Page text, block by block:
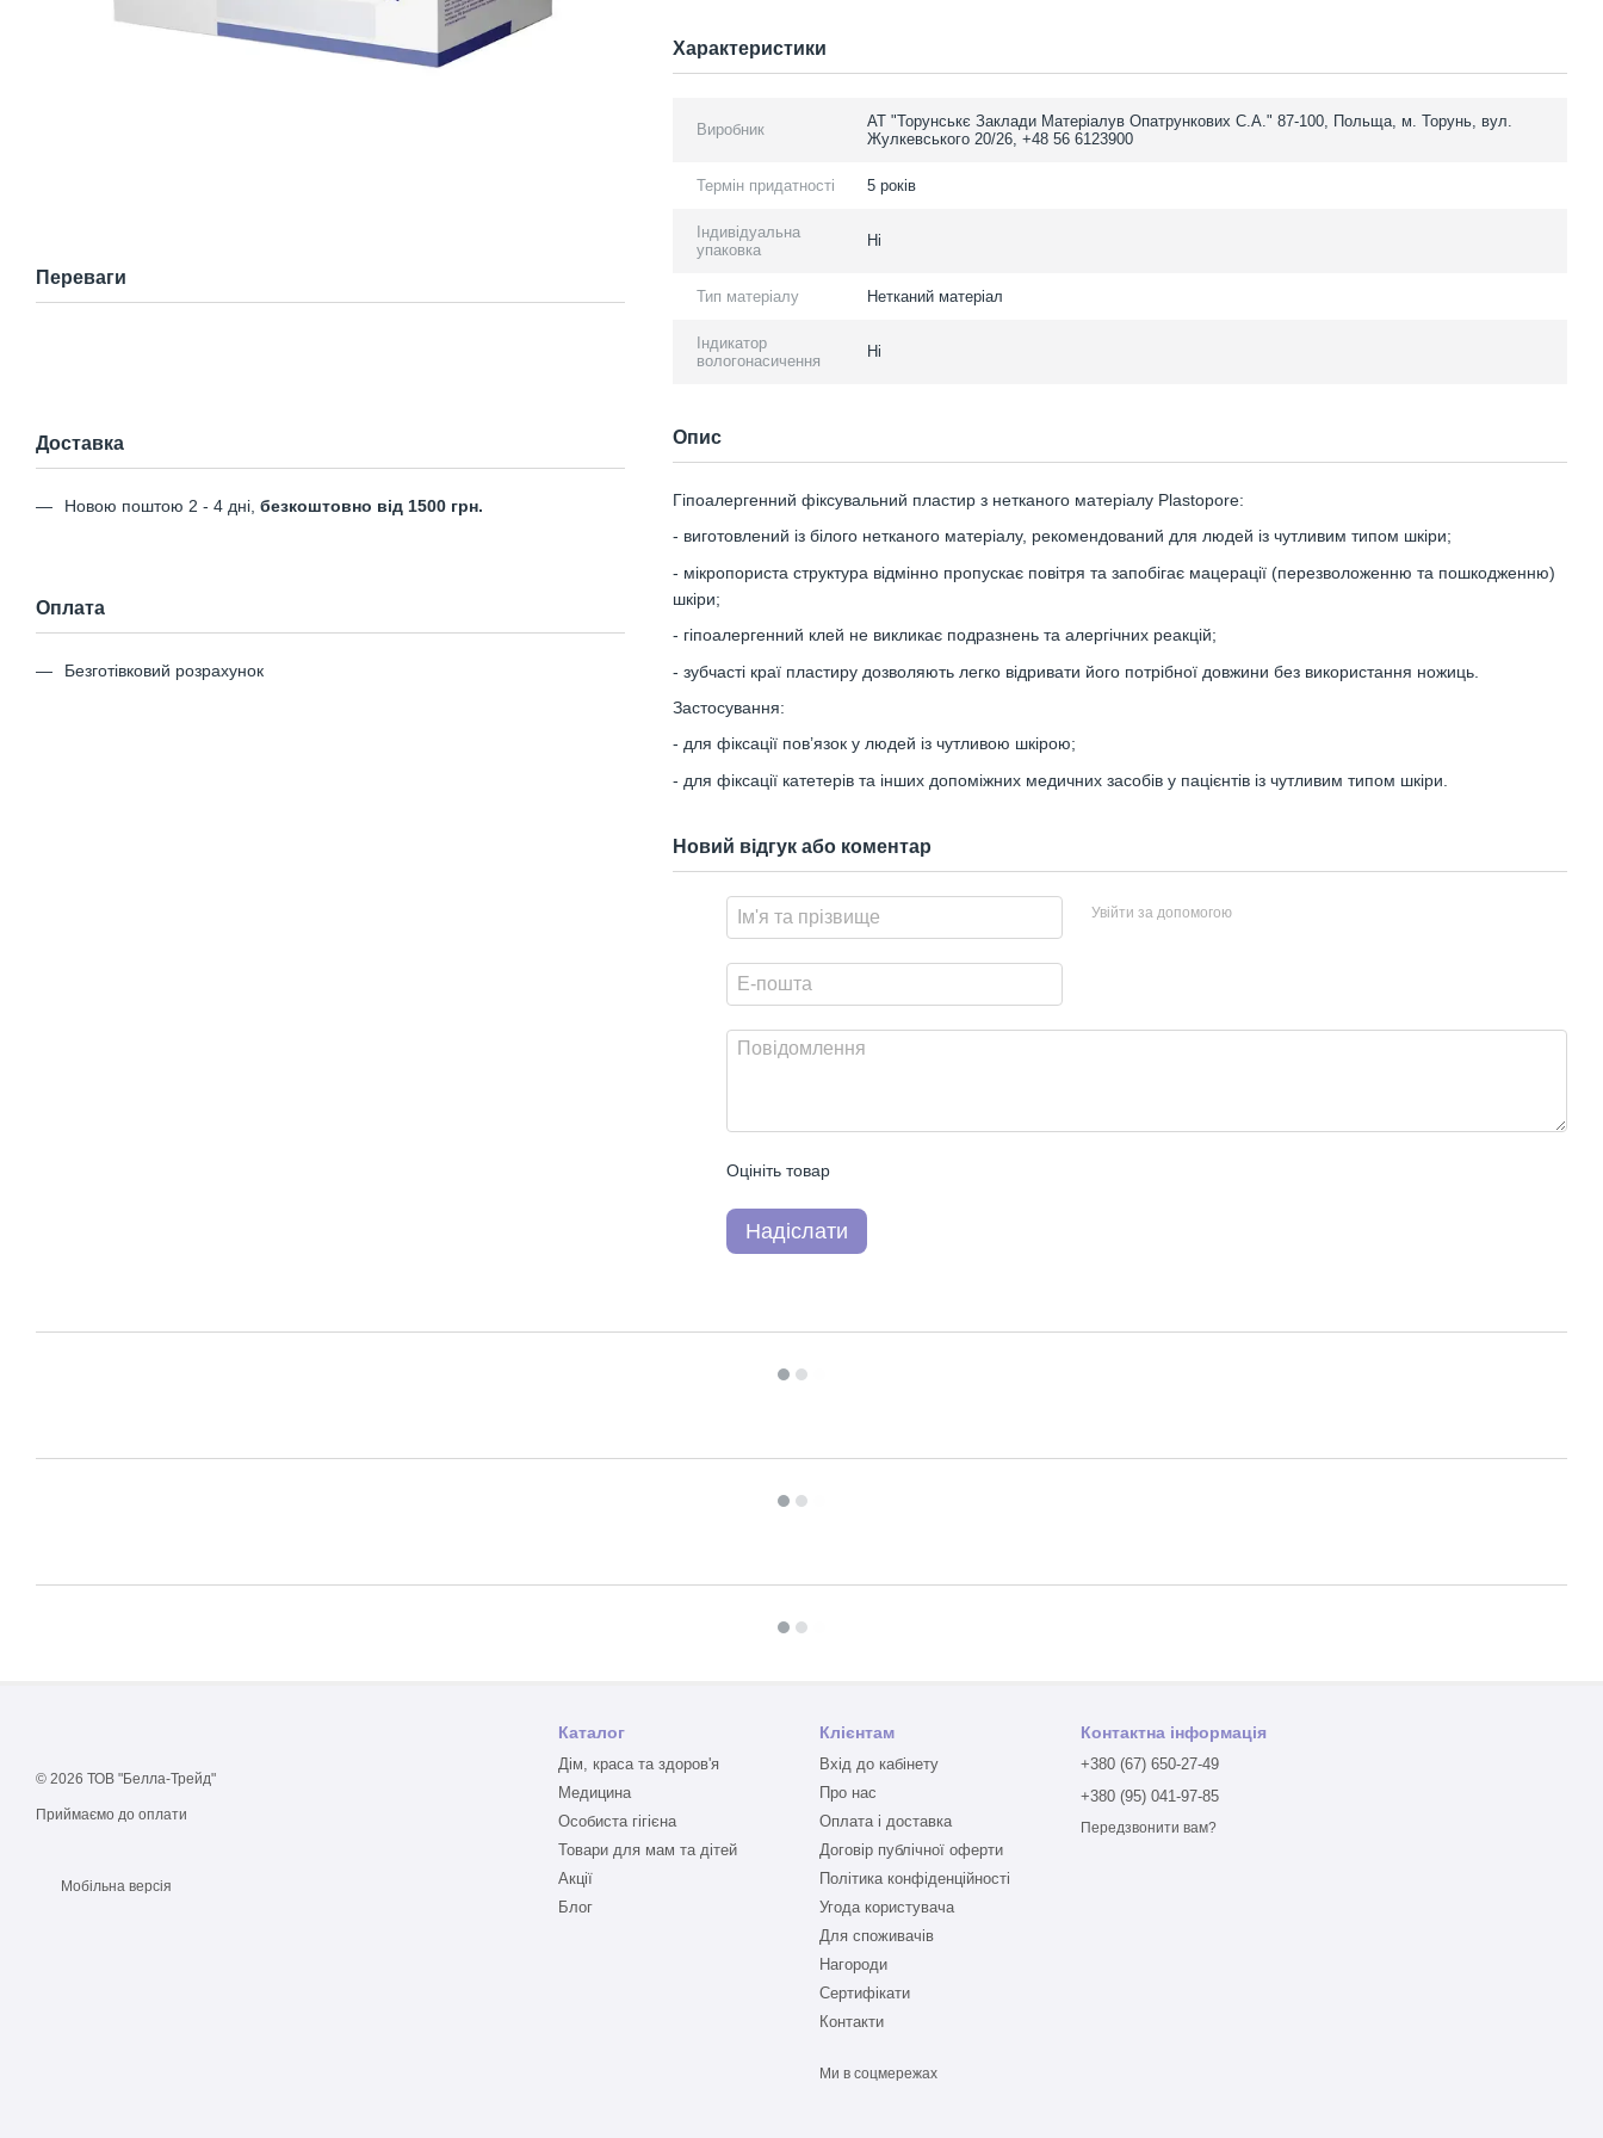
Переваги
Доставка
Новою поштою 2 - 4 дні, безкоштовно від 1500 грн.
Оплата
Безготівковий розрахунок
Характеристики
Виробник
АТ "Торунськє Заклади Матеріалув Опатрункових С.А." 87-100, Польща, м. Торунь, вул.
Жулкевського 20/26, +48 56 6123900
Термін придатності 5 років
Індивідуальна
упаковка
Ні
Тип матеріалу Нетканий матеріал
Індикатор
вологонасичення
Ні
Опис
Гіпоалергенний фіксувальний пластир з нетканого матеріалу Plastopore:
- виготовлений із білого нетканого матеріалу, рекомендований для людей із чутливим типом шкіри;
- мікропориста структура відмінно пропускає повітря та запобігає мацерації (перезволоженню та пошкодженню)
шкіри;
- гіпоалергенний клей не викликає подразнень та алергічних реакцій;
- зубчасті краї пластиру дозволяють легко відривати його потрібної довжини без використання ножиць.
Застосування:
- для фіксації пов’язок у людей із чутливою шкірою;
- для фіксації катетерів та інших допоміжних медичних засобів у пацієнтів із чутливим типом шкіри.
Новий відгук або коментар
Увійти за допомогою
Оцініть товар
Надіслати
© 2026 ТОВ "Белла-Трейд"
Приймаємо до оплати
Мобільна версія
Каталог
Дім, краса та здоров'я
Медицина
Особиста гігієна
Товари для мам та дітей
Акції
Блог
Клієнтам
Вхід до кабінету
Про нас
Оплата і доставка
Договір публічної оферти
Політика конфіденційності
Угода користувача
Для споживачів
Нагороди
Сертифікати
Контакти
Ми в соцмережах
Контактна інформація
+380 (67) 650-27-49
+380 (95) 041-97-85
Передзвонити вам?